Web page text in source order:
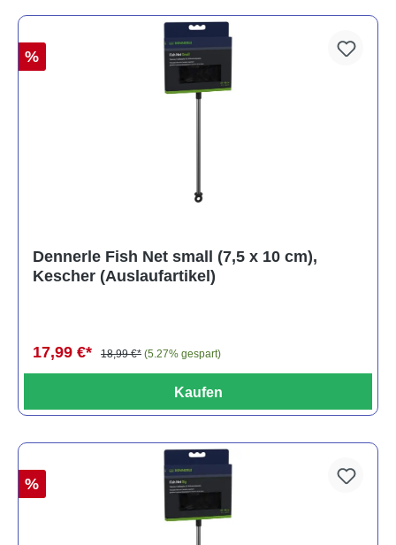
%
Dennerle Fish Net small (7,5 x 10 cm),
Kescher (Auslaufartikel)
17,99 €* 18,99 €* (5.27% gespart)
Kaufen
%